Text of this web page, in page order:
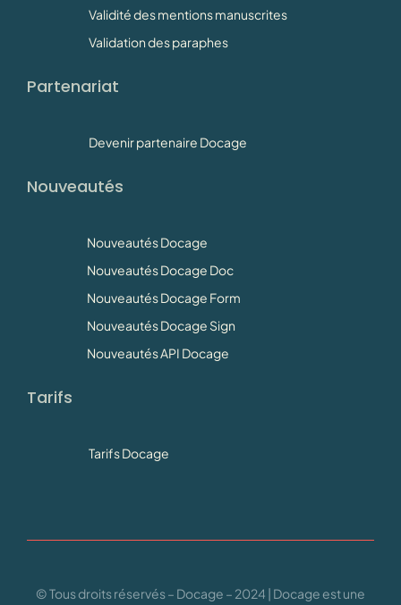
Validité des mentions manuscrites
Validation des paraphes
Partenariat
Devenir partenaire Docage
Nouveautés
Nouveautés Docage
Nouveautés Docage Doc
Nouveautés Docage Form
Nouveautés Docage Sign
Nouveautés API Docage
Tarifs
Tarifs Docage
© Tous droits réservés – Docage – 2024 | Docage est une